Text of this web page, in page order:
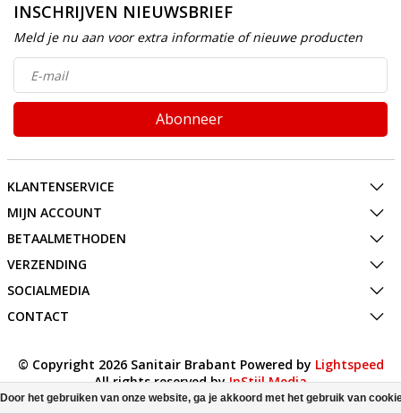
INSCHRIJVEN NIEUWSBRIEF
Meld je nu aan voor extra informatie of nieuwe producten
Abonneer
KLANTENSERVICE
MIJN ACCOUNT
BETAALMETHODEN
VERZENDING
SOCIALMEDIA
CONTACT
© Copyright 2026 Sanitair Brabant Powered by Lightspeed
All rights reserved byInStijl Media
Door het gebruiken van onze website, ga je akkoord met het gebruik van